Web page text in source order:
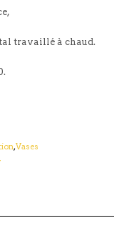
travaillé à chaud.
,Vases